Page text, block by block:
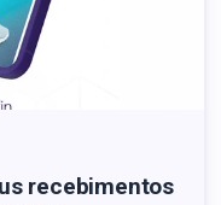
recebimentos